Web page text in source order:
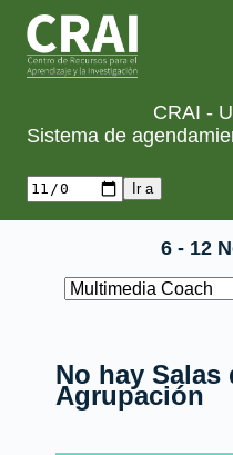
CRAI -
Sistema de
6 - 12
No hay Salas
Agrupación